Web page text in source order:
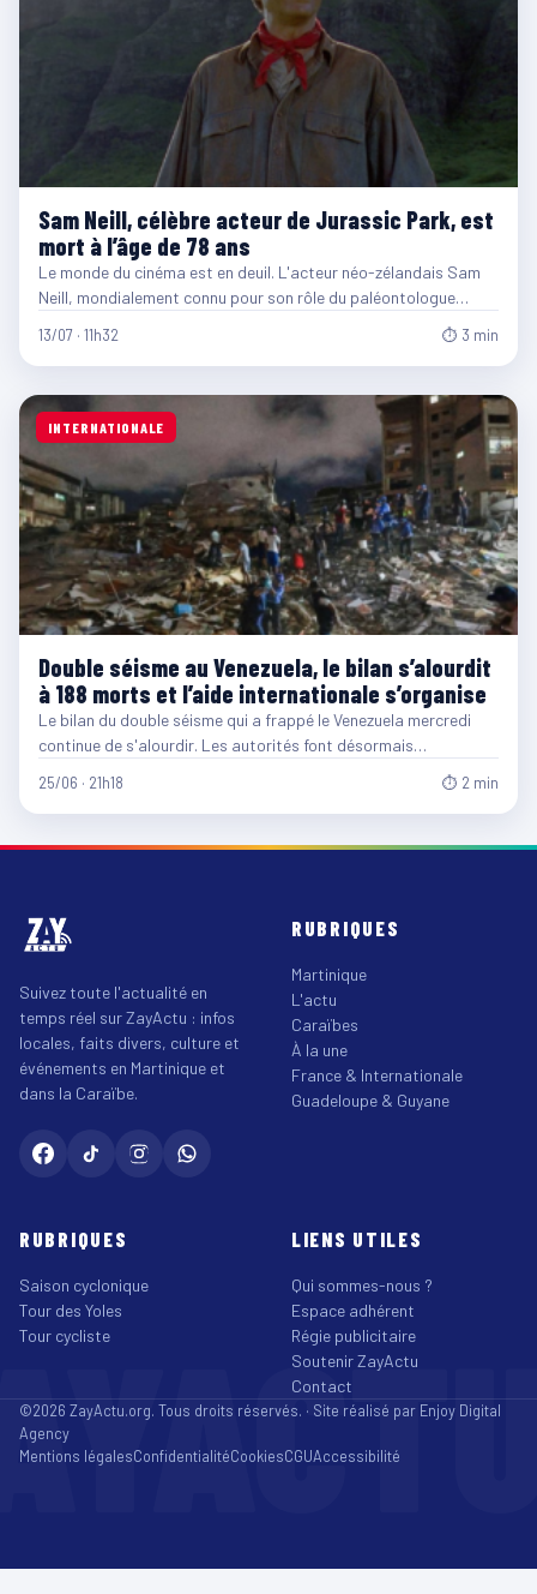
Sam Neill, célèbre acteur de Jurassic Park, est
mort à l’âge de 78 ans
Le monde du cinéma est en deuil. L'acteur néo-zélandais Sam
Neill, mondialement connu pour son rôle du paléontologue…
13/07 · 11h32 ⏱ 3 min
INTERNATIONALE
Double séisme au Venezuela, le bilan s’alourdit
à 188 morts et l’aide internationale s’organise
Le bilan du double séisme qui a frappé le Venezuela mercredi
continue de s'alourdir. Les autorités font désormais…
25/06 · 21h18 ⏱ 2 min
Suivez toute l'actualité en
temps réel sur ZayActu : infos
locales, faits divers, culture et
événements en Martinique et
dans la Caraïbe.
RUBRIQUES
Martinique
L'actu
Caraïbes
À la une
France & Internationale
Guadeloupe & Guyane
RUBRIQUES
Saison cyclonique
Tour des Yoles
Tour cycliste
LIENS UTILES
Qui sommes-nous ?
Espace adhérent
Régie publicitaire
Soutenir ZayActu
Contact
©2026 ZayActu.org. Tous droits réservés. · Site réalisé par Enjoy Digital
Agency
Mentions légalesConfidentialitéCookiesCGUAccessibilité